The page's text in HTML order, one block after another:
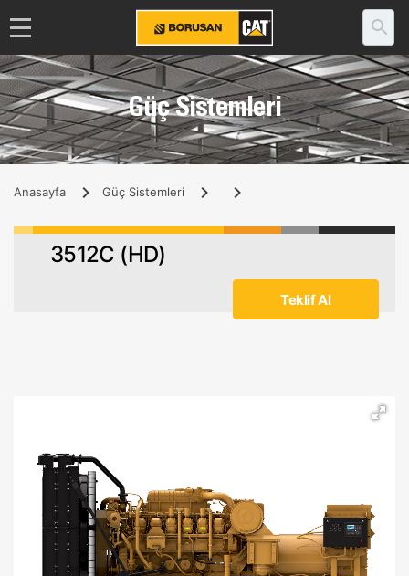
Güç Sistemleri
Anasayfa Güç Sistemleri
3512C (HD)
Teklif Al